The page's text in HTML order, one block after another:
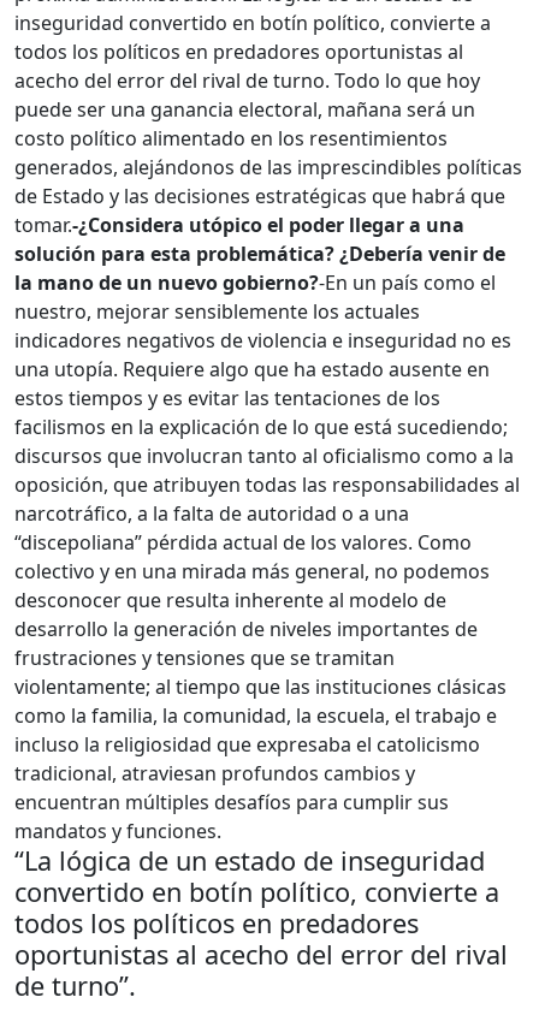
inseguridad convertido en botín político, convierte a
todos los políticos en predadores oportunistas al
acecho del error del rival de turno. Todo lo que hoy
puede ser una ganancia electoral, mañana será un
costo político alimentado en los resentimientos
generados, alejándonos de las imprescindibles políticas
de Estado y las decisiones estratégicas que habrá que
tomar.-¿Considera utópico el poder llegar a una
solución para esta problemática? ¿Debería venir de
la mano de un nuevo gobierno?-En un país como el
nuestro, mejorar sensiblemente los actuales
indicadores negativos de violencia e inseguridad no es
una utopía. Requiere algo que ha estado ausente en
estos tiempos y es evitar las tentaciones de los
facilismos en la explicación de lo que está sucediendo;
discursos que involucran tanto al oficialismo como a la
oposición, que atribuyen todas las responsabilidades al
narcotráfico, a la falta de autoridad o a una
“discepoliana” pérdida actual de los valores. Como
colectivo y en una mirada más general, no podemos
desconocer que resulta inherente al modelo de
desarrollo la generación de niveles importantes de
frustraciones y tensiones que se tramitan
violentamente; al tiempo que las instituciones clásicas
como la familia, la comunidad, la escuela, el trabajo e
incluso la religiosidad que expresaba el catolicismo
tradicional, atraviesan profundos cambios y
encuentran múltiples desafíos para cumplir sus
mandatos y funciones.
“La lógica de un estado de inseguridad
convertido en botín político, convierte a
todos los políticos en predadores
oportunistas al acecho del error del rival
de turno”.